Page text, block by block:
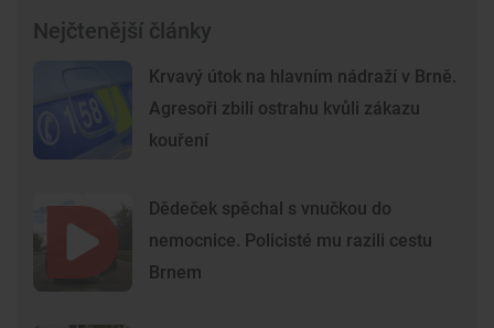
Nejčtenější články
Krvavý útok na hlavním nádraží v Brně.
Agresoři zbili ostrahu kvůli zákazu
kouření
Dědeček spěchal s vnučkou do
nemocnice. Policisté mu razili cestu
Brnem